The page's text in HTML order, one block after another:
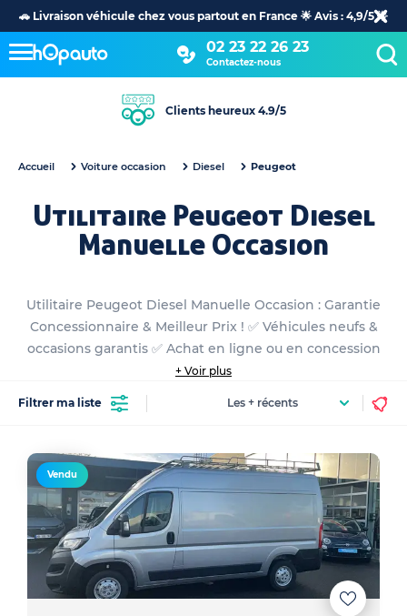
🚗 Livraison véhicule chez vous partout en France 🌟 Avis : 4,9/5 🌟
02 23 22 26 23
Contactez-nous
Clients heureux 4.9/5
Accueil Voiture occasion Diesel Peugeot
Utilitaire Peugeot Diesel
Manuelle Occasion
Utilitaire Peugeot Diesel Manuelle Occasion : Garantie
Concessionnaire & Meilleur Prix ! ✅ Véhicules neufs &
occasions garantis ✅ Achat en ligne ou en concession
+ Voir plus
Filtrer ma liste
Vendu